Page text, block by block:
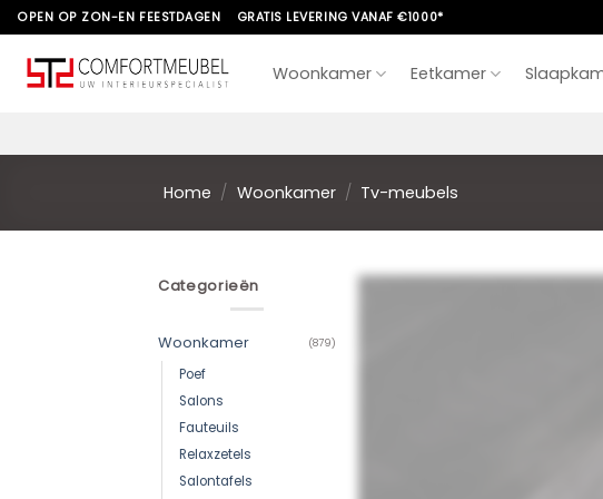
Skip
to
content
OPEN OP ZON-EN FEESTDAGEN GRATIS LEVERING VANAF €1000*
Woonkamer Eetkamer
Home / Woonkamer / Tv-meubels
Categorieën
Woonkamer (879)
Poef
Salons
Fauteuils
Relaxzetels
Salontafels